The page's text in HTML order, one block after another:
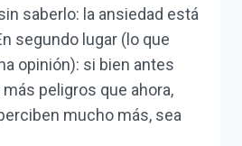
saberlo: la ansiedad está
segundo lugar (lo que
opinión): si bien antes
peligros que ahora,
mucho más, sea